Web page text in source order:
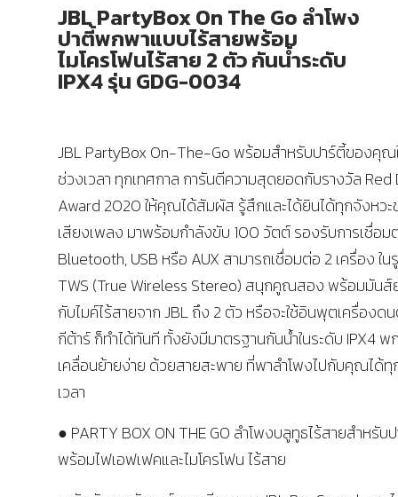
JBL PartyBox On The Go ลำโพง
ปาตี้พกพาแบบไร้สายพร้อม
ไมโครโฟนไร้สาย 2 ตัว กันน้ำระดับ
IPX4 รุ่น GDG-0034
JBL PartyBox On-The-Go พร้อมสำหรับปาร์ตี้ของคุณ
ช่วงเวลา ทุกเทศกาล การันตีความสุดยอดกับรางวัล Red
Award 2020 ให้คุณได้สัมผัส รู้สึกและได้ยินได้ทุกจังหว
เสียงเพลง มาพร้อมกำลังขับ 100 วัตต์ รองรับการเชื่อม
Bluetooth, USB หรือ AUX สามารถเชื่อมต่อ 2 เครื่อง ใ
TWS (True Wireless Stereo) สนุกคูณสอง พร้อมมันส์
กับไมค์ไร้สายจาก JBL ถึง 2 ตัว หรือจะใช้อินพุตเครื่องด
กีต้าร์ ก็ทำได้ทันที ทั้งยังมีมาตรฐานกันน้ำในระดับ IPX4 พ
เคลื่อนย้ายง่าย ด้วยสายสะพาย ที่พาลำโพงไปกับคุณได้
เวลา
● PARTY BOX ON THE GO ลำโพงบลูทูธไร้สายสำหรับ
พร้อมไฟเอฟเฟคและไมโครโฟน ไร้สาย